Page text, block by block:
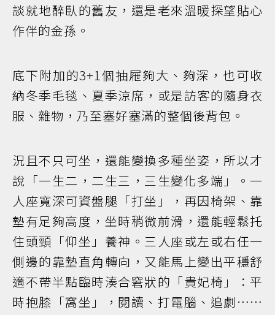
談就地醉臥的舊友，還是老來溫暖探望貼心
作伴的金孫。
底下附加的3+1個抽屜夠大、夠深，也可收
納冬季毛毯、夏季涼席，或是訪客的隨身衣
服、雜物，乃至塞好塞滿的整個後背包。
況且不只可坐，還能變換多種坐姿，所以才
說「一生二，二生三，三生變化多端」。一
人座寬深可資盤腿「打坐」，再因椅架、靠
墊有足夠高度，坐時稍微前滑，還能輕鬆托
住頭頸「仰坐」養神。三人座或左或右任一
側邊的靠墊直角轉向，又能馬上變出平穩舒
適不帶半點臨時湊合窘狀的「貴妃椅」：平
時抱膝「窩坐」，閱讀、打電腦、追劇……